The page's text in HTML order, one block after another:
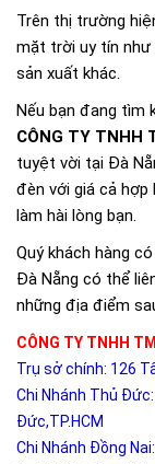
Trên thị trường
mặt trời uy tín như
sản xuất khác.
Nếu bạn đang tìm
CÔNG TY TNHH
tuyệt vời tại Đà
đèn với giá cả hợp
làm hài lòng bạn.
Quý khách hàng
Đà Nẵng có thể
những địa điểm
CÔNG TY TNHH
Trụ sở chính: 126
Chi Nhánh Thủ
Đức,TP.HCM
Chi Nhánh Đồng